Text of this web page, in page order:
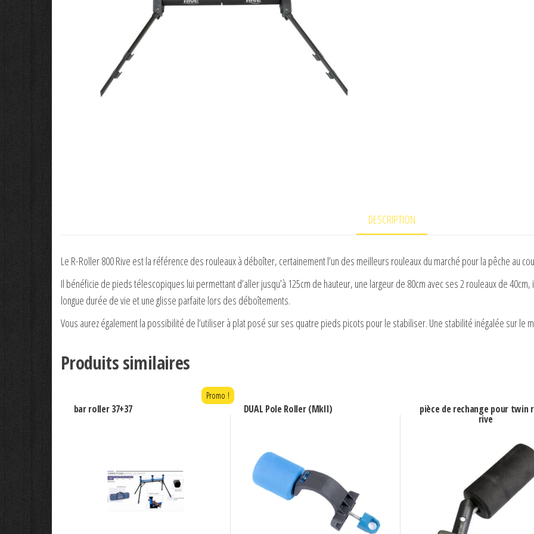
DESCRIPTION
Le R-Roller 800 Rive est la référence des rouleaux à déboîter, certainement l’un des meilleurs rouleaux du marché pour la pêche au
Il bénéficie de pieds télescopiques lui permettant d’aller jusqu’à 125cm de hauteur, une largeur de 80cm avec ses 2 rouleaux de
longue durée de vie et une glisse parfaite lors des déboîtements.
Vous aurez également la possibilité de l’utiliser à plat posé sur ses quatre pieds picots pour le stabiliser. Une stabilité inégalée sur le
Produits similaires
bar roller 37+37
Promo !
DUAL Pole Roller (MkII) pièce de rechange pour twin
rive